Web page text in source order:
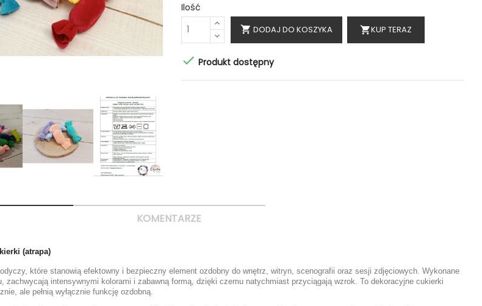
Ilość
 DODAJ DO KOSZYKA shopping_cartKUP TERAZ
 Produkt dostępny
KOMENTARZE
(atrapa)
które stanowią efektowny i bezpieczny element ozdobny do wnętrz, witryn, scenografii oraz sesji zdjęciowych. Wykonane
zachwycają intensywnymi kolorami i zabawną formą, dzięki czemu natychmiast przyciągają wzrok. To dekoracyjne cukierki
ale pełnią wyłącznie funkcję ozdobną.